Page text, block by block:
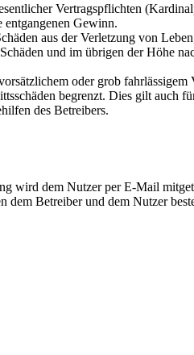
Vertragspflichten
entgangenen Gewinn.
aus der Verletzung von
und im übrigen der Höhe
oder grob fahrlässigem
begrenzt. Dies gilt auch
des Betreibers.
wird dem Nutzer per E-Mail
Betreiber und dem Nutzer